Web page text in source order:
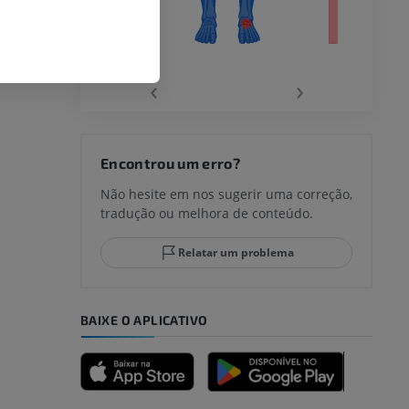
‹ ›
Encontrou um erro?
Não hesite em nos sugerir uma correção,
tradução ou melhora de conteúdo.
Relatar um problema
BAIXE O APLICATIVO